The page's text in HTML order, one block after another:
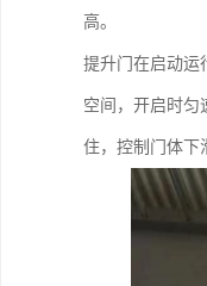
高。
提升门在启动运
空间，开启时匀
住，控制门体下